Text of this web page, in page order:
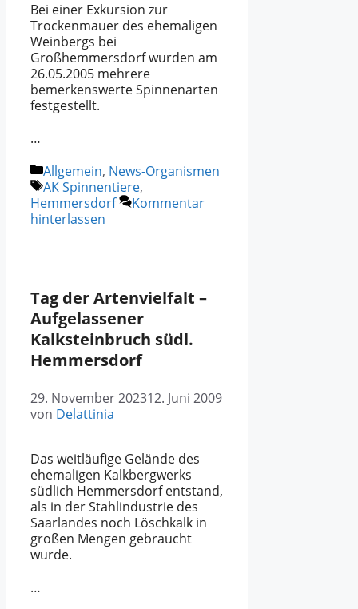
Bei einer Exkursion zur
Trockenmauer des ehemaligen
Weinbergs bei
Großhemmersdorf wurden am
26.05.2005 mehrere
bemerkenswerte Spinnenarten
festgestellt.
…
Kategorien
Allgemein, News-Organismen
Schlagwörter
AK Spinnentiere,
Hemmersdorf
Kommentar
hinterlassen
Tag der Artenvielfalt –
Aufgelassener
Kalksteinbruch südl.
Hemmersdorf
29. November 202312. Juni 2009
von Delattinia
Das weitläufige Gelände des
ehemaligen Kalkbergwerks
südlich Hemmersdorf entstand,
als in der Stahlindustrie des
Saarlandes noch Löschkalk in
großen Mengen gebraucht
wurde.
…